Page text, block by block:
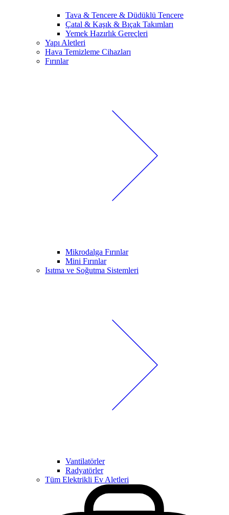
Tava & Tencere & Düdüklü Tencere
Çatal & Kaşık & Bıçak Takımları
Yemek Hazırlık Gereçleri
Yapı Aletleri
Hava Temizleme Cihazları
Fırınlar
Mikrodalga Fırınlar
Mini Fırınlar
Isıtma ve Soğutma Sistemleri
Vantilatörler
Radyatörler
Tüm Elektrikli Ev Aletleri